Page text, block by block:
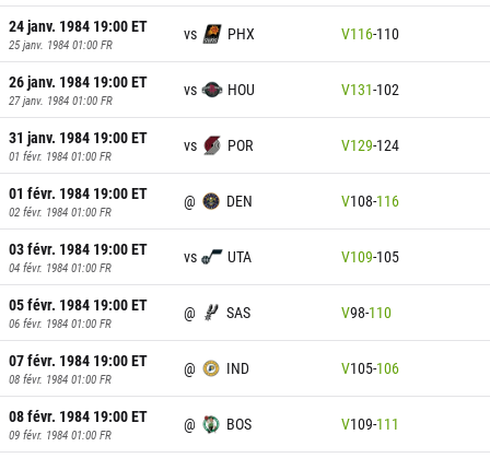
24 janv. 1984 19:00ET
25 janv. 1984 01:00 FR
vs PHX V116-110
26 janv. 1984 19:00ET
27 janv. 1984 01:00 FR
vs HOU V131-102
31 janv. 1984 19:00ET
01 févr. 1984 01:00 FR
vs POR V129-124
01 févr. 1984 19:00ET
02 févr. 1984 01:00 FR
@ DEN V108-116
03 févr. 1984 19:00ET
04 févr. 1984 01:00 FR
vs UTA V109-105
05 févr. 1984 19:00ET
06 févr. 1984 01:00 FR
@ SAS V98-110
07 févr. 1984 19:00ET
08 févr. 1984 01:00 FR
@ IND V105-106
08 févr. 1984 19:00ET
09 févr. 1984 01:00 FR
@ BOS V109-111